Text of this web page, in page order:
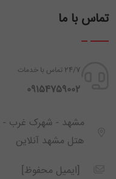
تماس با ما
24/7 تماس با خدمات
‪ 09154759002
هتل مشهد آنلاین
[ایمیل محفوظ]